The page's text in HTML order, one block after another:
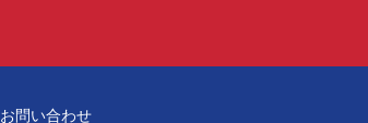
お問い合わせ